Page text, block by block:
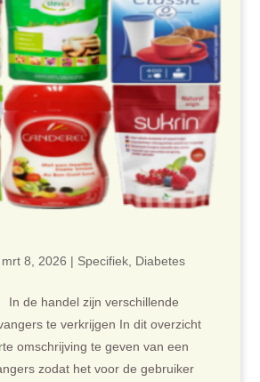
mrt 8, 2026 | Specifiek, Diabetes
In de handel zijn verschillende
te verkrijgen In dit overzicht
omschrijving te geven van een
zodat het voor de gebruiker